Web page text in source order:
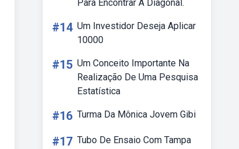
Para Encontrar A Diagonal.
#14 Um Investidor Deseja Aplicar
10000
#15 Um Conceito Importante Na
Realização De Uma Pesquisa
Estatística
#16 Turma Da Mônica Jovem Gibi
#17 Tubo De Ensaio Com Tampa